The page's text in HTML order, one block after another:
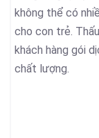
không thể có
cho con trẻ.
khách hàng gói
chất lượng.